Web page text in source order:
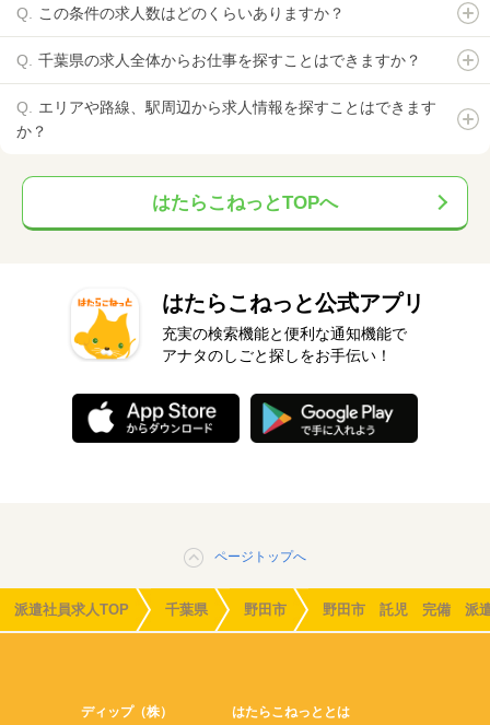
この条件の求人数はどのくらいありますか？
千葉県の求人全体からお仕事を探すことはできますか？
エリアや路線、駅周辺から求人情報を探すことはできます
か？
はたらこねっとTOPへ
はたらこねっと公式アプリ
充実の検索機能と便利な通知機能で
アナタのしごと探しをお手伝い！
ページトップへ
派遣社員求人TOP 千葉県 野田市 野田市 託児 完備 派遣
ディップ（株） はたらこねっととは